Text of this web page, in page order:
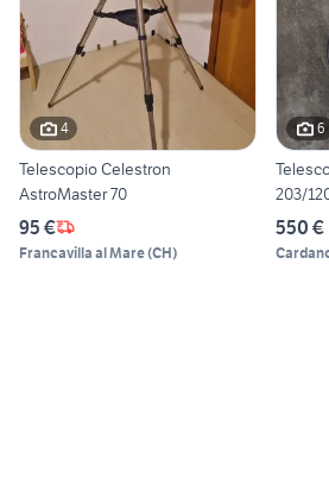
4
Telescopio Celestron
AstroMaster 70
95 €
Francavilla al Mare(CH)
6
203/
550 €